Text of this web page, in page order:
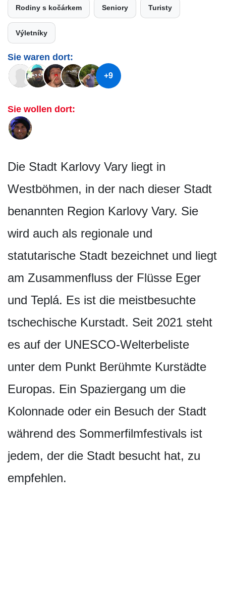
Rodiny s kočárkem Seniory Turisty
Výletníky
Sie waren dort:
+9
Sie wollen dort:
Die Stadt Karlovy Vary liegt in
Westböhmen, in der nach dieser Stadt
benannten Region Karlovy Vary. Sie
wird auch als regionale und
statutarische Stadt bezeichnet und liegt
am Zusammenfluss der Flüsse Eger
und Teplá. Es ist die meistbesuchte
tschechische Kurstadt. Seit 2021 steht
es auf der UNESCO-Welterbeliste
unter dem Punkt Berühmte Kurstädte
Europas. Ein Spaziergang um die
Kolonnade oder ein Besuch der Stadt
während des Sommerfilmfestivals ist
jedem, der die Stadt besucht hat, zu
empfehlen.